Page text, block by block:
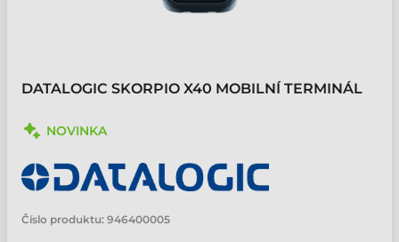
DATALOGIC SKORPIO X40 MOBILNÍ TERMINÁL
NOVINKA
Číslo produktu: 946400005